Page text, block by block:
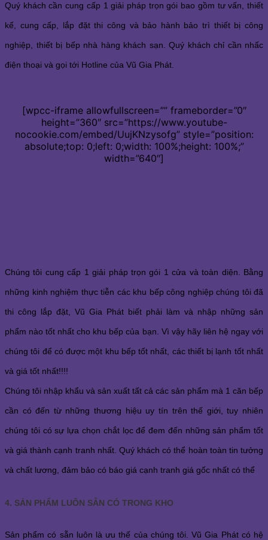
Quý khách cần cung cấp 1 giải pháp trọn gói bao gồm tư vấn, thiết
kế, cung cấp, lắp đặt thi công và bảo hành bảo trì thiết bị công
nghiệp, thiết bị bếp nhà hàng khách sạn. Quý khách chỉ cần nhấc
điện thoại và gọi tới Hotline của Vũ Gia Phát.
[wpcc-iframe allowfullscreen=”” frameborder=”0″
height=”360″ src=”https://www.youtube-
nocookie.com/embed/UujKNzysofg” style=”position:
absolute;top: 0;left: 0;width: 100%;height: 100%;”
width=”640″]
Chúng tôi cung cấp 1 giải pháp trọn gói 1 cửa và toàn diện. Bằng
những kinh nghiệm thực tiễn các khu bếp công nghiệp chúng tôi đã
thi công lắp đặt, Vũ Gia Phát biết phải làm và nhập những sản
phẩm nào tốt nhất cho khu bếp của bạn. Vì vậy hãy liên hệ ngay với
chúng tôi để có được một khu bếp tốt nhất, các thiết bị lạnh tốt nhất
và giá tốt nhất!!!!
Chúng tôi nhập khẩu và sản xuất tất cả các sản phẩm mà 1 căn bếp
cần có đến từ những thương hiệu uy tín trên thế giới, tuy nhiên
chúng tôi có sự lựa chọn chắt lọc để đem đến những sản phẩm tốt
và giá thành cạnh tranh nhất. Quý khách có thể hoàn toàn tin tưởng
và chất lương, đảm bảo có báo giá cạnh tranh giá gốc nhất có thể
4. SẢN PHẨM LUÔN SẴN CÓ TRONG KHO
Sản phẩm có sẵn luôn là ưu thế của chúng tôi. Vũ Gia Phát có hệ